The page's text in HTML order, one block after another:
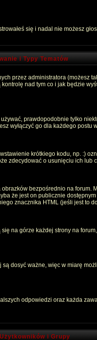
się i nadal nie możesz
i Typy Tematów
przez administratora (możesz
nad tym co i jak będzie
prawdopodobnie tylko
wyłączyć go dla każdego
krótkiego kodu, np. :)
zdecydować o usunięciu ich lub
bezpośrednio na
że jest on publicznie
znacznika HTML (jeśli jest to
górze każdej strony na
dosyć ważne, więc w miarę
odpowiedzi oraz każda
i Grupy